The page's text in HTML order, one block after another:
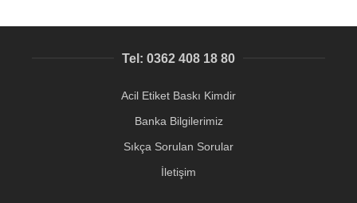
Tel: 0362 408 18 80
Acil Etiket Baskı Kimdir
Banka Bilgilerimiz
Sıkça Sorulan Sorular
İletişim